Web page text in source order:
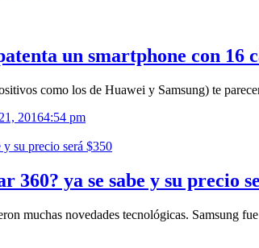
un smartphone con 16
como los de Huawei y Samsung) te
20164:54 pm
360? ya se sabe y su precio
muchas novedades tecnológicas. Samsung